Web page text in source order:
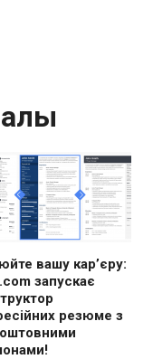
вашу кар’єру:
запускає
резюме з